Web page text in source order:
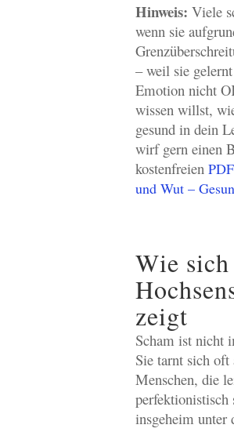
Hinweis: Viele
wenn sie
– weil sie
Emotion nicht
wissen willst,
gesund in dein
wirf gern einen
kostenfreien
und Wut –
Wie
zeigt
Scham ist nicht
Sie tarnt sich oft
Menschen, die
perfektionistisch
insgeheim unter